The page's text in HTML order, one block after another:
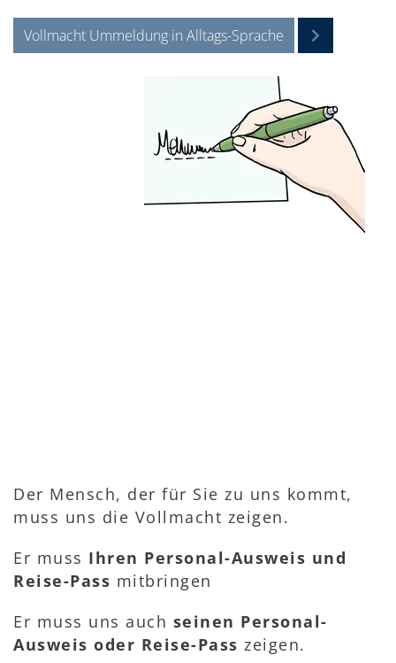
Vollmacht Ummeldung in Alltags-Sprache
Der Mensch, der für Sie zu uns kommt,
muss uns die Vollmacht zeigen.
Er muss Ihren Personal-Ausweis und
Reise-Pass mitbringen
Er muss uns auch seinen Personal-
Ausweis oder Reise-Pass zeigen.